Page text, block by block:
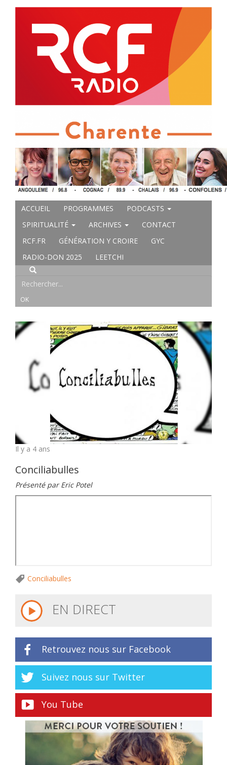
ACCUEIL PROGRAMMES
PODCASTS
SPIRITUALITÉ
ARCHIVES
CONTACT
RCF.FR
GÉNÉRATION Y CROIRE
GYC
RADIO-DON 2025
LEETCHI
Il y a 4 ans
Conciliabulles
Présenté par Eric Potel
Conciliabulles
EN DIRECT
Retrouvez nous sur Facebook
Suivez nous sur Twitter
You Tube